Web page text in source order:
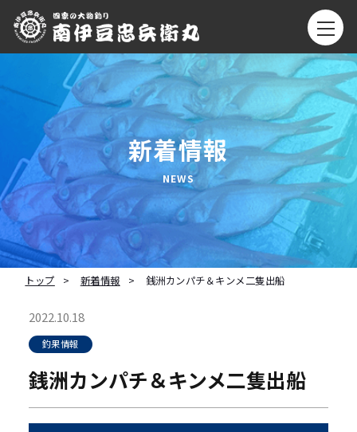
新着情報
トップ 新着情報 銭洲カンパチ＆キンメ二隻出船
2022.10.18
釣果情報
銭洲カンパチ＆キンメ二隻出船